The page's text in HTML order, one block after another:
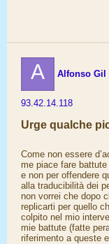
A Alfonso Gil
93.42.14.118
Urge qualche
Come non essere
me piace fare
e non per offendere
alla traducibilità dei
non vorrei che dopo
replicarti per quello
colpito nel mio
mie battute (fatte
riferimento a queste